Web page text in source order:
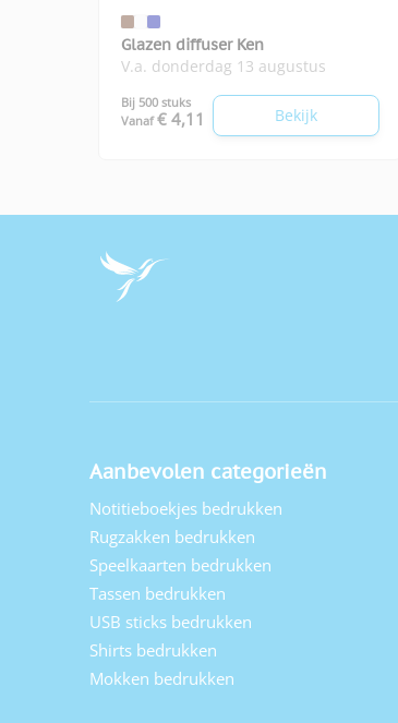
Glazen diffuser Ken
V.a. donderdag 13 augustus
Bij 500 stuks
Vanaf € 4,11 Bekijk
Aanbevolen categorieën
Notitieboekjes bedrukken
Rugzakken bedrukken
Speelkaarten bedrukken
Tassen bedrukken
USB sticks bedrukken
Shirts bedrukken
Mokken bedrukken